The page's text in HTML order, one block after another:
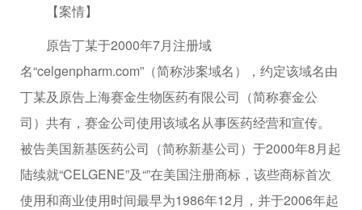
【案情】
原告丁某于2000年7月注册域
名“celgenpharm.com”（简称涉案域名），约定该域名由
丁某及原告上海赛金生物医药有限公司（简称赛金公
司）共有，赛金公司使用该域名从事医药经营和宣传。
被告美国新基医药公司（简称新基公司）于2000年8月起
陆续就“CELGENE”及“”在美国注册商标，该些商标首次
使用和商业使用时间最早为1986年12月，并于2006年起